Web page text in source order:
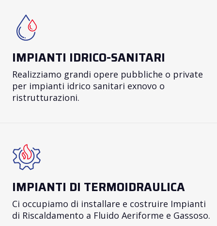
IMPIANTI IDRICO-SANITARI
Realizziamo grandi opere pubbliche o private
per impianti idrico sanitari exnovo o
ristrutturazioni.
IMPIANTI DI TERMOIDRAULICA
Ci occupiamo di installare e costruire Impianti
di Riscaldamento a Fluido Aeriforme e Gassoso.